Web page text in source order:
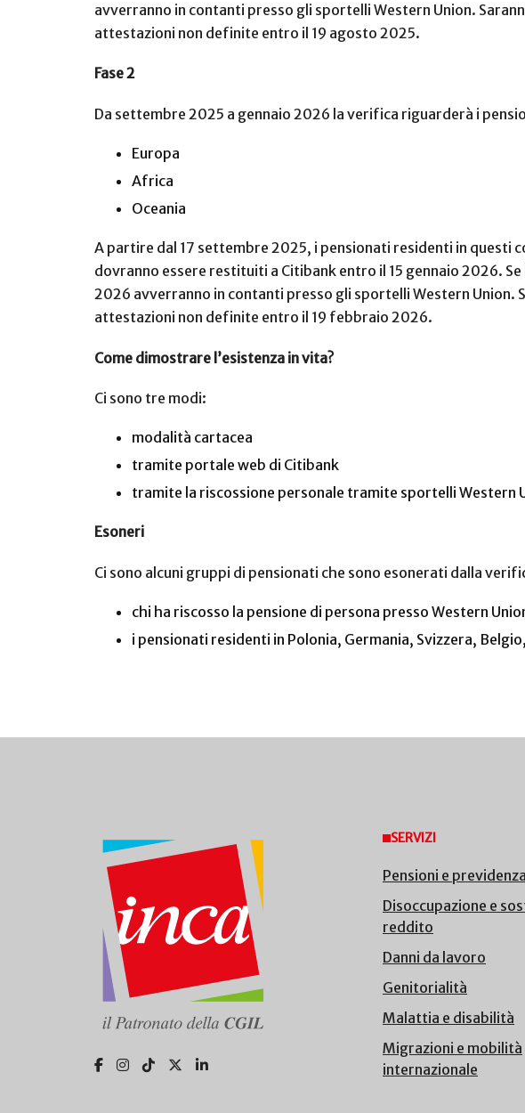
avverranno in contanti presso gli sportelli Western Union.
attestazioni non definite entro il 19 agosto 2025.
Fase 2
Da settembre 2025 a gennaio 2026 la verifica riguarderà i
Europa
Africa
Oceania
A partire dal 17 settembre 2025, i pensionati residenti in questi
dovranno essere restituiti a Citibank entro il 15 gennaio 2026.
2026 avverranno in contanti presso gli sportelli Western Union.
attestazioni non definite entro il 19 febbraio 2026.
Come dimostrare l’esistenza in vita?
Ci sono tre modi:
modalità cartacea
tramite portale web di Citibank
tramite la riscossione personale tramite sportelli Western
Esoneri
Ci sono alcuni gruppi di pensionati che sono esonerati dalla
chi ha riscosso la pensione di persona presso Western
i pensionati residenti in Polonia, Germania, Svizzera,
SERVIZI
Pensioni e previdenza
Disoccupazione e
reddito
Danni da lavoro
Genitorialità
Malattia e disabilità
Migrazioni e mobilità
internazionale